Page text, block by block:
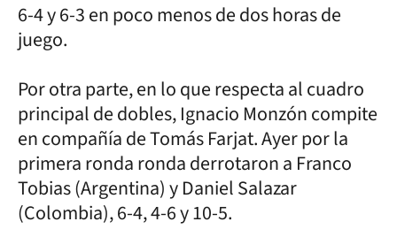
6-4 y 6-3 en poco menos de dos horas de
juego.
Por otra parte, en lo que respecta al cuadro
principal de dobles, Ignacio Monzón compite
en compañía de Tomás Farjat. Ayer por la
primera ronda ronda derrotaron a Franco
Tobias (Argentina) y Daniel Salazar
(Colombia), 6-4, 4-6 y 10-5.